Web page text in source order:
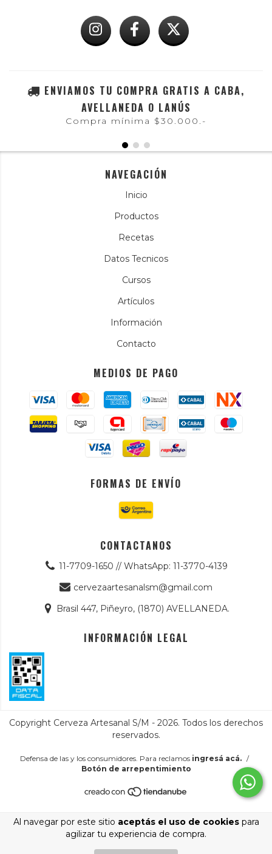
Al navegar por este sitio aceptás el uso de cookiespara
agilizar tu experiencia de compra.
ENVIAMOS TU COMPRA GRATIS A CABA,
AVELLANEDA O LANÚS
Compra mínima $30.000.-
NAVEGACIÓN
Inicio
Productos
Recetas
Datos Tecnicos
Cursos
Artículos
Información
Contacto
MEDIOS DE PAGO
FORMAS DE ENVÍO
CONTACTANOS
11-7709-1650 // WhatsApp: 11-3770-4139
cervezaartesanalsm@gmail.com
Brasil 447, Piñeyro, (1870) AVELLANEDA.
INFORMACIÓN LEGAL
Copyright Cerveza Artesanal S/M - 2026. Todos los derechos
reservados.
Defensa de las y los consumidores. Para reclamos ingresá acá. /
Botón de arrepentimiento